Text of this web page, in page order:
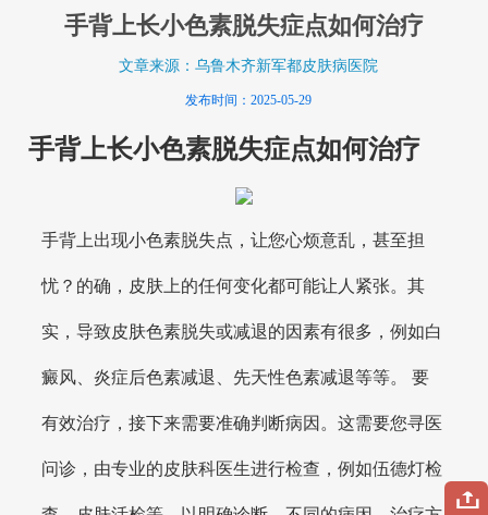
手背上长小色素脱失症点如何治疗
文章来源：乌鲁木齐新军都皮肤病医院
发布时间：2025-05-29
手背上长小色素脱失症点如何治疗
手背上出现小色素脱失点，让您心烦意乱，甚至担
忧？的确，皮肤上的任何变化都可能让人紧张。其
实，导致皮肤色素脱失或减退的因素有很多，例如白
癜风、炎症后色素减退、先天性色素减退等等。 要
有效治疗，接下来需要准确判断病因。这需要您寻医
问诊，由专业的皮肤科医生进行检查，例如伍德灯检